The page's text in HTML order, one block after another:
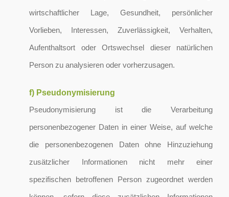
wirtschaftlicher Lage, Gesundheit, persönlicher
Vorlieben, Interessen, Zuverlässigkeit, Verhalten,
Aufenthaltsort oder Ortswechsel dieser natürlichen
Person zu analysieren oder vorherzusagen.
f) Pseudonymisierung
Pseudonymisierung ist die Verarbeitung
personenbezogener Daten in einer Weise, auf welche
die personenbezogenen Daten ohne Hinzuziehung
zusätzlicher Informationen nicht mehr einer
spezifischen betroffenen Person zugeordnet werden